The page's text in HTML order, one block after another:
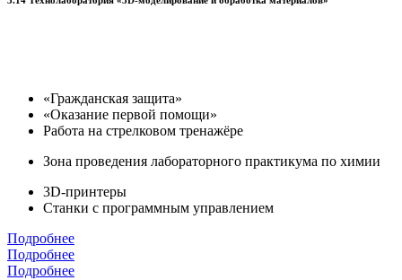
«Гражданская защита»
«Оказание первой помощи»
Работа на стрелковом тренажёре
Зона проведения лабораторного практикума по химии
3D-принтеры
Станки с программным управлением
Подробнее
Подробнее
Подробнее